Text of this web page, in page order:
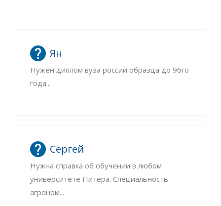
Ян
Нужен диплом вуза россии образца до 96го
года...
Сергей
Нужна справка об обучении в любом
университете Питера. Специальность
агроном...